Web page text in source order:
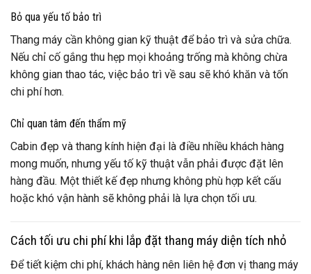
Bỏ qua yếu tố bảo trì
Thang máy cần không gian kỹ thuật để bảo trì và sửa chữa.
Nếu chỉ cố gắng thu hẹp mọi khoảng trống mà không chừa
không gian thao tác, việc bảo trì về sau sẽ khó khăn và tốn
chi phí hơn.
Chỉ quan tâm đến thẩm mỹ
Cabin đẹp và thang kính hiện đại là điều nhiều khách hàng
mong muốn, nhưng yếu tố kỹ thuật vẫn phải được đặt lên
hàng đầu. Một thiết kế đẹp nhưng không phù hợp kết cấu
hoặc khó vận hành sẽ không phải là lựa chọn tối ưu.
Cách tối ưu chi phí khi lắp đặt thang máy diện tích nhỏ
Để tiết kiệm chi phí, khách hàng nên liên hệ đơn vị thang máy